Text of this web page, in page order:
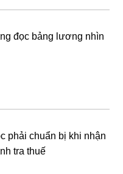
đọc bảng lương nhìn
phải chuẩn bị khi nhận
tra thuế